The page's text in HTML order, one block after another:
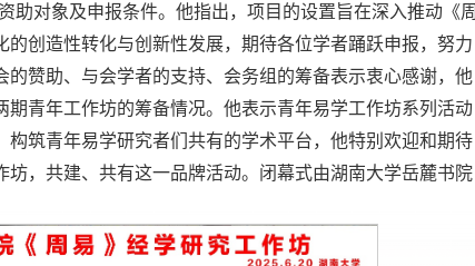
助对象及申报条件。他指出，项目的设置旨在深入推动《周
创造性转化与创新性发展，期待各位学者踊跃申报，努力
赞助、与会学者的支持、会务组的筹备表示衷心感谢，他
青年工作坊的筹备情况。他表示青年易学工作坊系列活动
筑青年易学研究者们共有的学术平台，他特别欢迎和期待
，共建、共有这一品牌活动。闭幕式由湖南大学岳麓书院